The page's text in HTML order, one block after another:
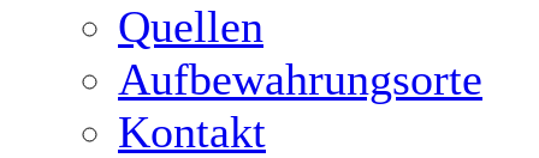
Quellen
Aufbewahrungsorte
Kontakt